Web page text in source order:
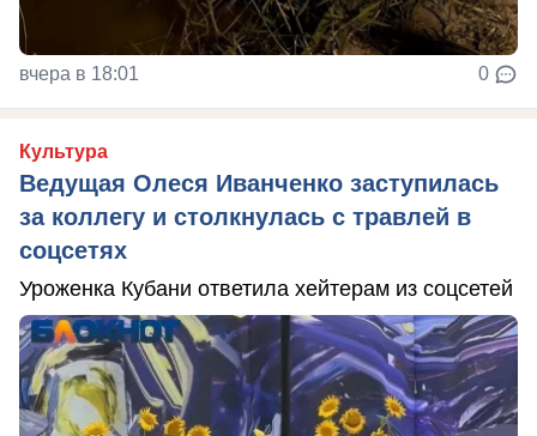
вчера в 18:01 0
Культура
Ведущая Олеся Иванченко заступилась
за коллегу и столкнулась с травлей в
соцсетях
Уроженка Кубани ответила хейтерам из соцсетей